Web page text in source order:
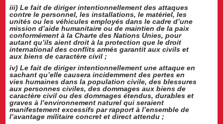
iii) Le fait de diriger intentionnellement des attaques
contre le personnel, les installations, le matériel, les
unités ou les véhicules employés dans le cadre d’une
mission d’aide humanitaire ou de maintien de la paix
conformément à la Charte des Nations Unies, pour
autant qu’ils aient droit à la protection que le droit
international des conflits armés garantit aux civils et
aux biens de caractère civil ;
iv) Le fait de diriger intentionnellement une attaque en
sachant qu’elle causera incidemment des pertes en
vies humaines dans la population civile, des blessures
aux personnes civiles, des dommages aux biens de
caractère civil ou des dommages étendus, durables et
graves à l’environnement naturel qui seraient
manifestement excessifs par rapport à l’ensemble de
l’avantage militaire concret et direct attendu ;